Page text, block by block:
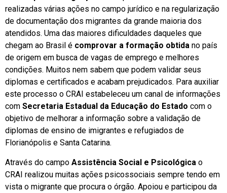
realizadas várias ações no campo jurídico e na regularização
de documentação dos migrantes da grande maioria dos
atendidos. Uma das maiores dificuldades daqueles que
chegam ao Brasil é comprovar a formação obtida no país
de origem em busca de vagas de emprego e melhores
condições. Muitos nem sabem que podem validar seus
diplomas e certificados e acabam prejudicados. Para auxiliar
este processo o CRAI estabeleceu um canal de informações
com Secretaria Estadual da Educação do Estado com o
objetivo de melhorar a informação sobre a validação de
diplomas de ensino de imigrantes e refugiados de
Florianópolis e Santa Catarina.
Através do campo Assistência Social e Psicológica o
CRAI realizou muitas ações psicossociais sempre tendo em
vista o migrante que procura o órgão. Apoiou e participou da